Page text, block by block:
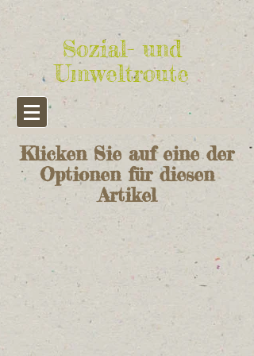
Sozial- und
Umweltroute
Klicken Sie auf eine der
Optionen für diesen
Artikel